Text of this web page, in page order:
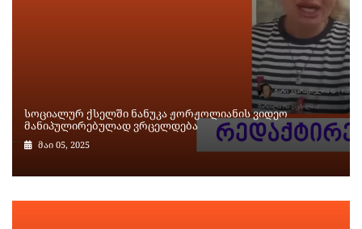
სოციალურ ქსელში ნანუკა ჟორჟოლიანის ვიდეო
მანიპულირებულად ვრცელდება
მაი 05, 2025